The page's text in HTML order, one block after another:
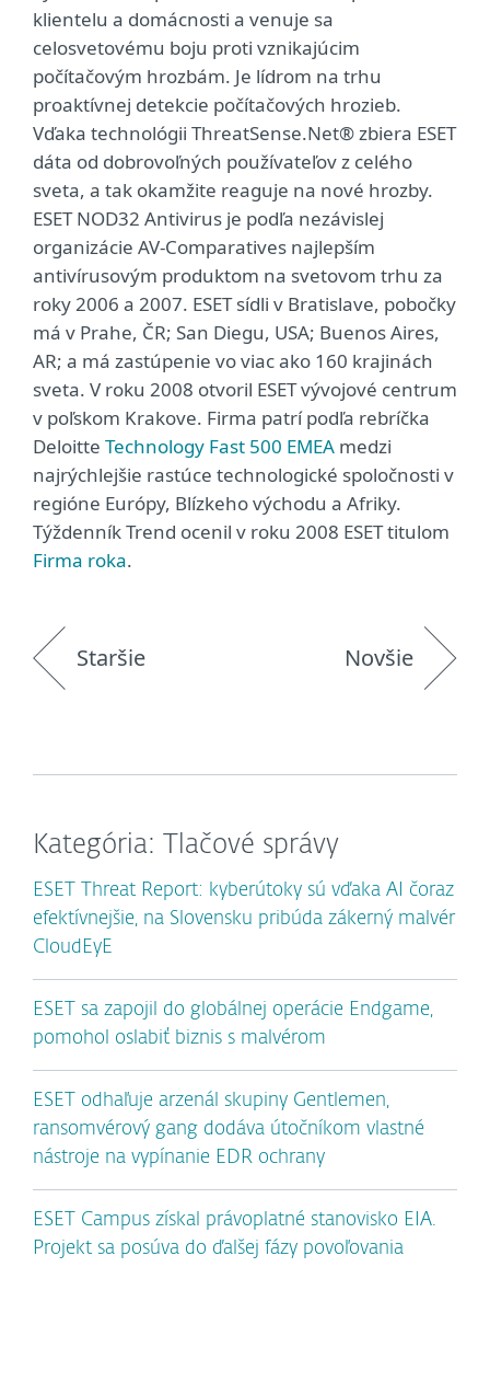
klientelu a domácnosti a venuje sa
celosvetovému boju proti vznikajúcim
počítačovým hrozbám. Je lídrom na trhu
proaktívnej detekcie počítačových hrozieb.
Vďaka technológii ThreatSense.Net® zbiera ESET
dáta od dobrovoľných používateľov z celého
sveta, a tak okamžite reaguje na nové hrozby.
ESET NOD32 Antivirus je podľa nezávislej
organizácie AV-Comparatives najlepším
antivírusovým produktom na svetovom trhu za
roky 2006 a 2007. ESET sídli v Bratislave, pobočky
má v Prahe, ČR; San Diegu, USA; Buenos Aires,
AR; a má zastúpenie vo viac ako 160 krajinách
sveta. V roku 2008 otvoril ESET vývojové centrum
v poľskom Krakove. Firma patrí podľa rebríčka
Deloitte Technology Fast 500 EMEA medzi
najrýchlejšie rastúce technologické spoločnosti v
regióne Európy, Blízkeho východu a Afriky.
Týždenník Trend ocenil v roku 2008 ESET titulom
Firma roka.
Staršie Novšie
Kategória: Tlačové správy
ESET Threat Report: kyberútoky sú vďaka AI čoraz
efektívnejšie, na Slovensku pribúda zákerný malvér
CloudEyE
ESET sa zapojil do globálnej operácie Endgame,
pomohol oslabiť biznis s malvérom
ESET odhaľuje arzenál skupiny Gentlemen,
ransomvérový gang dodáva útočníkom vlastné
nástroje na vypínanie EDR ochrany
ESET Campus získal právoplatné stanovisko EIA.
Projekt sa posúva do ďalšej fázy povoľovania